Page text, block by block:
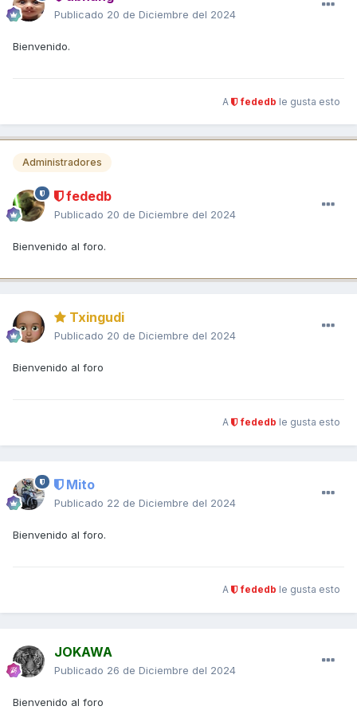
Publicado 20 de Diciembre del 2024
Bienvenido.
A fededb le gusta esto
Administradores
fededb
Publicado 20 de Diciembre del 2024
Bienvenido al foro.
Txingudi
Publicado 20 de Diciembre del 2024
Bienvenido al foro
A fededb le gusta esto
Mito
Publicado 22 de Diciembre del 2024
Bienvenido al foro.
A fededb le gusta esto
JOKAWA
Publicado 26 de Diciembre del 2024
Bienvenido al foro